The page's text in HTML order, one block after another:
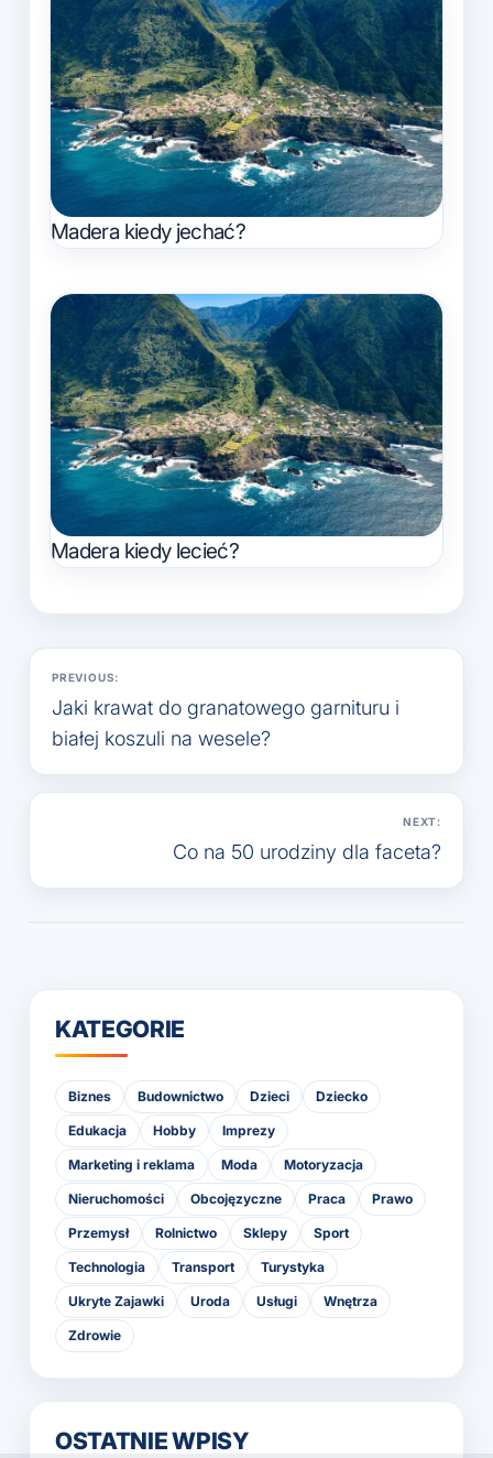
Madera kiedy jechać?
Madera kiedy lecieć?
Nawigacja
wpisu
PREVIOUS:
Jaki krawat do granatowego garnituru i
białej koszuli na wesele?
NEXT:
Co na 50 urodziny dla faceta?
KATEGORIE
Biznes Budownictwo Dzieci Dziecko
Edukacja Hobby Imprezy
Marketing i reklama Moda Motoryzacja
Nieruchomości Obcojęzyczne Praca Prawo
Przemysł Rolnictwo Sklepy Sport
Technologia Transport Turystyka
Ukryte Zajawki Uroda Usługi Wnętrza
Zdrowie
OSTATNIE WPISY